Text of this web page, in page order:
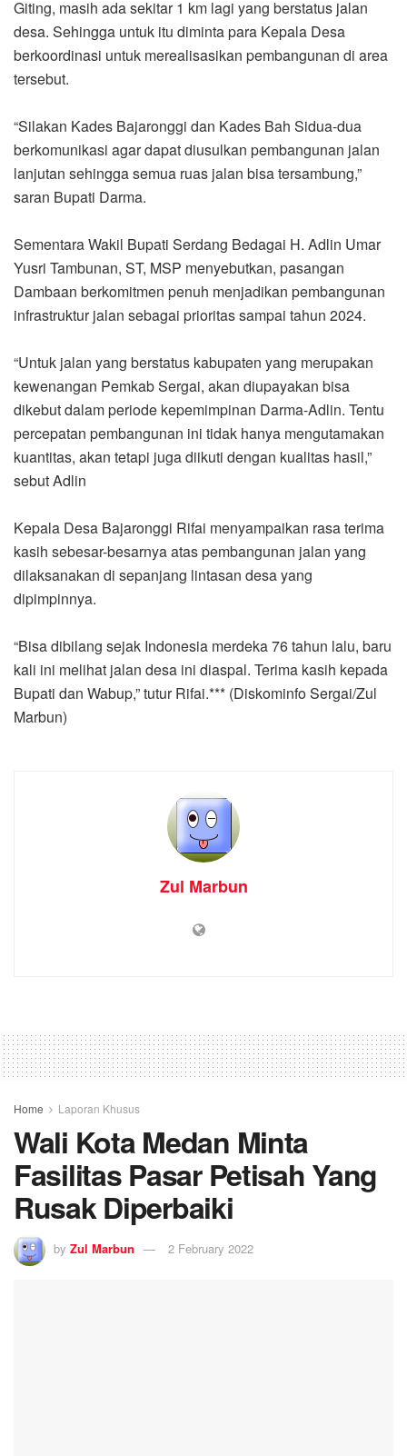
Giting, masih ada sekitar 1 km lagi yang berstatus jalan
desa. Sehingga untuk itu diminta para Kepala Desa
berkoordinasi untuk merealisasikan pembangunan di area
tersebut.
“Silakan Kades Bajaronggi dan Kades Bah Sidua-dua
berkomunikasi agar dapat diusulkan pembangunan jalan
lanjutan sehingga semua ruas jalan bisa tersambung,”
saran Bupati Darma.
Sementara Wakil Bupati Serdang Bedagai H. Adlin Umar
Yusri Tambunan, ST, MSP menyebutkan, pasangan
Dambaan berkomitmen penuh menjadikan pembangunan
infrastruktur jalan sebagai prioritas sampai tahun 2024.
“Untuk jalan yang berstatus kabupaten yang merupakan
kewenangan Pemkab Sergai, akan diupayakan bisa
dikebut dalam periode kepemimpinan Darma-Adlin. Tentu
percepatan pembangunan ini tidak hanya mengutamakan
kuantitas, akan tetapi juga diikuti dengan kualitas hasil,”
sebut Adlin
Kepala Desa Bajaronggi Rifai menyampaikan rasa terima
kasih sebesar-besarnya atas pembangunan jalan yang
dilaksanakan di sepanjang lintasan desa yang
dipimpinnya.
“Bisa dibilang sejak Indonesia merdeka 76 tahun lalu, baru
kali ini melihat jalan desa ini diaspal. Terima kasih kepada
Bupati dan Wabup,” tutur Rifai.*** (Diskominfo Sergai/Zul
Marbun)
Zul Marbun
Home Laporan Khusus
Wali Kota Medan Minta
Fasilitas Pasar Petisah Yang
Rusak Diperbaiki
by Zul Marbun 2 February 2022